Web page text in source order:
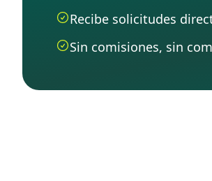
Recibe solicitudes
Sin comisiones, sin